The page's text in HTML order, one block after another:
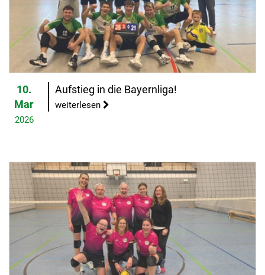
10.
Mar
2026
Aufstieg in die Bayernliga!
weiterlesen